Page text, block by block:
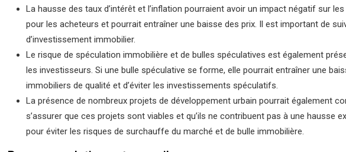
La hausse des taux d’intérêt et l’inflation pourraient avoir un impact négatif sur
pour les acheteurs et pourrait entraîner une baisse des prix. Il est important de
d’investissement immobilier.
Le risque de spéculation immobilière et de bulles spéculatives est également
les investisseurs. Si une bulle spéculative se forme, elle pourrait entraîner une
immobiliers de qualité et d’éviter les investissements spéculatifs.
La présence de nombreux projets de développement urbain pourrait également
s’assurer que ces projets sont viables et qu’ils ne contribuent pas à une
pour éviter les risques de surchauffe du marché et de bulle immobilière.